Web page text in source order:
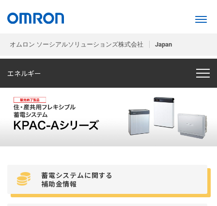
オムロン ソーシアルソリューションズ株式会社 Japan
エネルギー
蓄電システムに関する
補助金情報